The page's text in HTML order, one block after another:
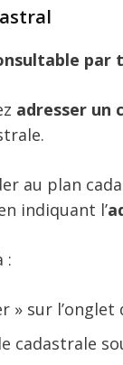
par
adresser un
au plan
indiquant l’
:
» sur l’onglet
cadastrale